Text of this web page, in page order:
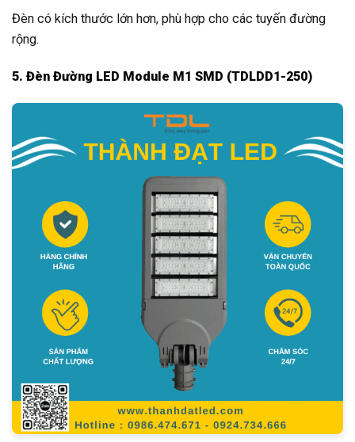
Đèn có kích thước lớn hơn, phù hợp cho các tuyến đường
rộng.
5. Đèn Đường LED Module M1 SMD (TDLDD1-250)